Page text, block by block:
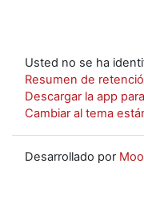
Usted no se ha
Resumen de
Descargar la app
Cambiar al tema
Desarrollado por